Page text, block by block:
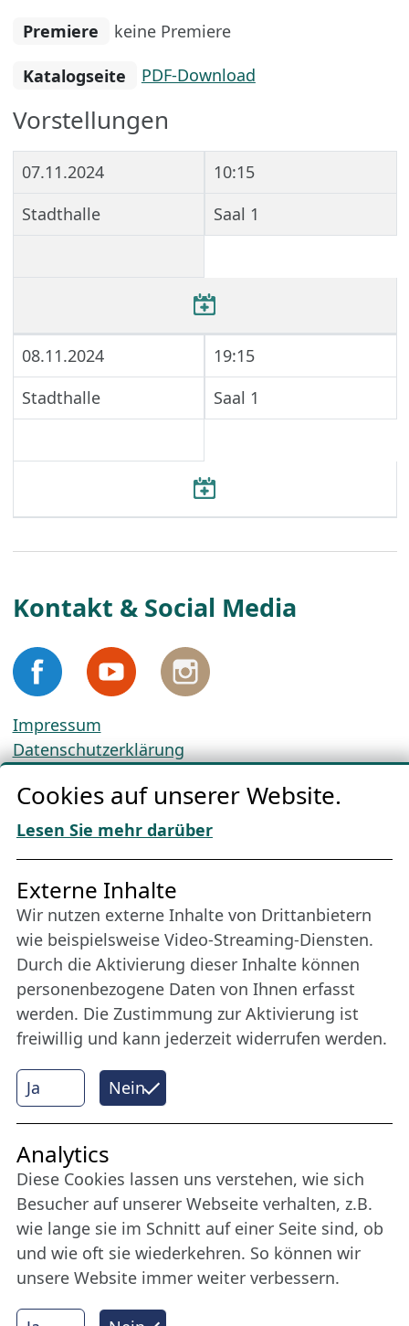
Premiere
keine Premiere
Katalogseite PDF-Download
Vorstellungen
07.11.2024
10:15
Stadthalle
Saal 1
08.11.2024
19:15
Stadthalle
Saal 1
Kontakt & Social Media
Impressum
Datenschutzerklärung
AGBs
Download „Nordic Tango“
Freundes­kreis
Bleiben Sie uns das ganze Jahr über verbunden:
Werden Sie Freund der Nordischen Filmtage
Lübeck.
Mehr erfahren
Internet Partner
Cookies auf unserer Website.
Lesen Sie mehr darüber
Ja Nein
Externe Inhalte
Wir nutzen externe Inhalte von Drittanbietern
wie beispielsweise Video-Streaming-Diensten.
Durch die Aktivierung dieser Inhalte können
personenbezogene Daten von Ihnen erfasst
werden. Die Zustimmung zur Aktivierung ist
freiwillig und kann jederzeit widerrufen werden.
Analytics
Diese Cookies lassen uns verstehen, wie sich
Besucher auf unserer Webseite verhalten, z.B.
wie lange sie im Schnitt auf einer Seite sind, ob
und wie oft sie wiederkehren. So können wir
unsere Website immer weiter verbessern.